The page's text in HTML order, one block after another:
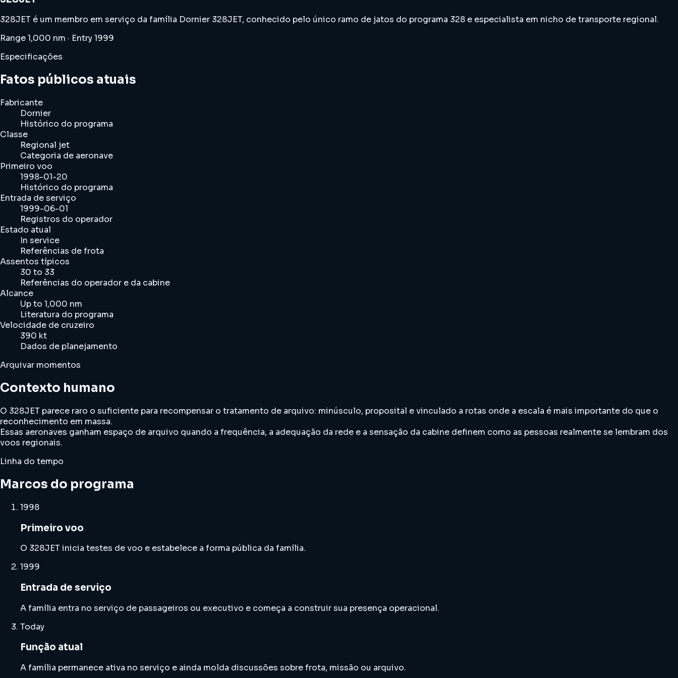
328JET é um membro em serviço da família Dornier 328JET, conhecido pelo único ramo de jatos do programa 328 e especialista em nicho de transporte regional.
Range 1,000 nm · Entry 1999
Especificações
Fatos públicos atuais
Fabricante
Dornier
Histórico do programa
Classe
Regional jet
Categoria de aeronave
Primeiro voo
1998-01-20
Histórico do programa
Entrada de serviço
1999-06-01
Registros do operador
Estado atual
In service
Referências de frota
Assentos típicos
30 to 33
Referências do operador e da cabine
Alcance
Up to 1,000 nm
Literatura do programa
Velocidade de cruzeiro
390 kt
Dados de planejamento
Arquivar momentos
Contexto humano
O 328JET parece raro o suficiente para recompensar o tratamento de arquivo: minúsculo, proposital e vinculado a rotas onde a escala é mais importante do que o
reconhecimento em massa.
Essas aeronaves ganham espaço de arquivo quando a frequência, a adequação da rede e a sensação da cabine definem como as pessoas realmente se lembram dos
voos regionais.
Linha do tempo
Marcos do programa
1998
Primeiro voo
O 328JET inicia testes de voo e estabelece a forma pública da família.
1999
Entrada de serviço
A família entra no serviço de passageiros ou executivo e começa a construir sua presença operacional.
Today
Função atual
A família permanece ativa no serviço e ainda molda discussões sobre frota, missão ou arquivo.